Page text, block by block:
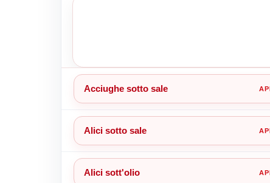
Acciughe sotto sale
Alici sotto sale
Alici sott'olio